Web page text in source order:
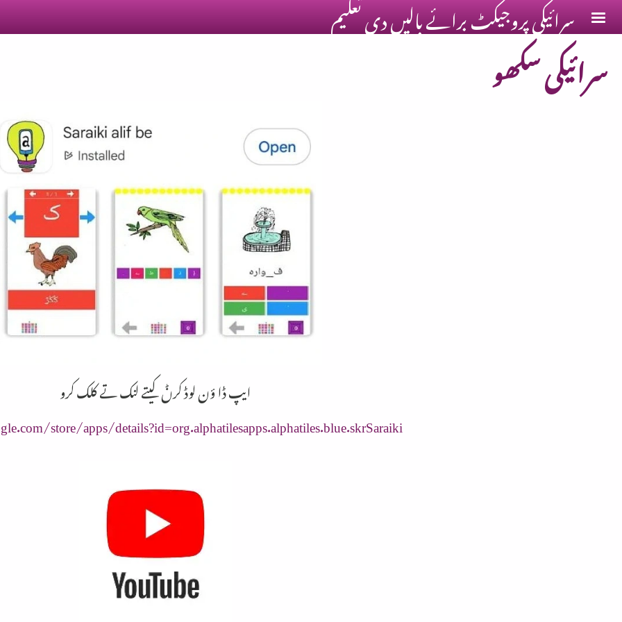
Skip to main content
سرائیکی پروجیکٹ برائے ٻالیں دی تعلیم
سرائیکی سکھو
ایپ ڈا ؤن لوڈ کرݨ کیتے لنک تے کلک کرو
store/apps/details?id=org.alphatilesapps.alphatiles.blue.skrSaraiki